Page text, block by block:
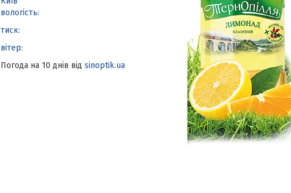
вологість:
тиск:
вітер:
Погода на 10 днів відsinoptik.ua